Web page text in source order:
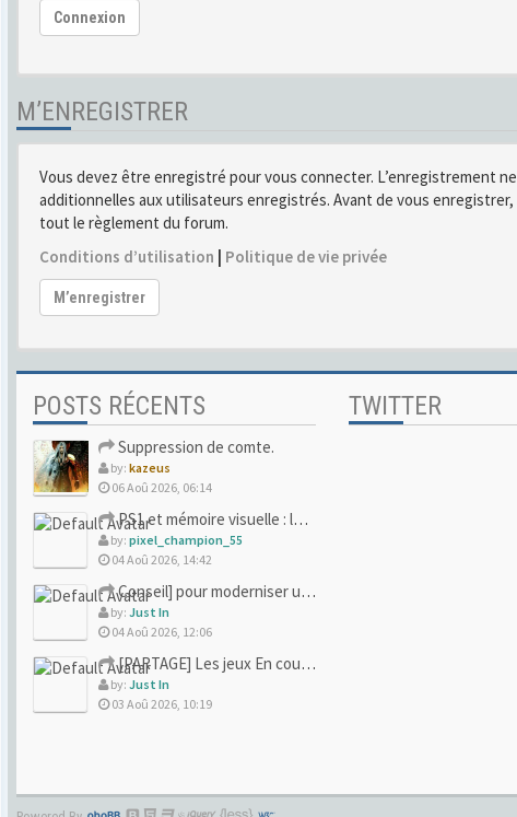
Connexion
M’ENREGISTRER
Vous devez être enregistré pour vous connecter. L’enregistrement
additionnelles aux utilisateurs enregistrés. Avant de vous
tout le règlement du forum.
Conditions d’utilisation | Politique de vie privée
M’enregistrer
POSTS RÉCENTS
Suppression de comte.
by: kazeus
06 Aoû 2026, 06:14
PS1 et mémoire visuelle : le jeu qui vous a soufflé la premi
by: pixel_champion_55
04 Aoû 2026, 14:42
Conseil] pour moderniser un site (un peu trop) rétro
by: Just In
04 Aoû 2026, 12:06
[PARTAGE] Les jeux En cours/Terminés
by: Just In
03 Aoû 2026, 10:19
TWITTER